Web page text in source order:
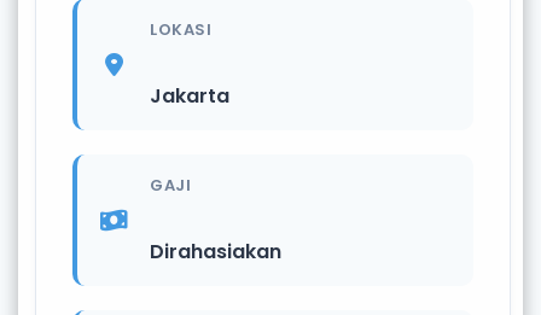
LOKASI
Jakarta
GAJI
Dirahasiakan